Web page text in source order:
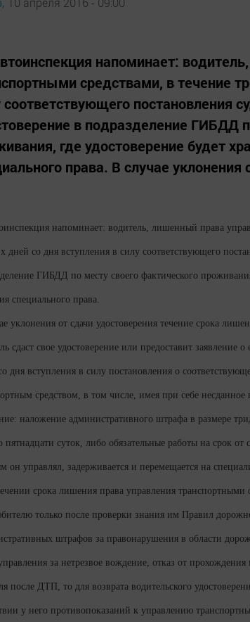
напоминает:
средствами, в течение
соответствующего постановления
в подразделение ГИБДД
где удостоверение будет
права. В случае
напоминает: водитель, лишенный права
дней со дня вступления в силу соответствующего
ГИБДД по месту своего фактического
специального права.
уклонения от сдачи удостоверения течение срока
сдаст свое удостоверение или предоставит заявление
дня вступления в силу постановления о
средством, в том числе, имея при себе несданное
наложение административного штрафа в размере
пятнадцати суток, либо обязательные работы на срок
он управлял, задерживается и перемещается на
срока лишения права управления транспортными
только после проверки знания им Правил
штрафов за правонарушения в области
за нетрезвое вождение, отказ от
после ДТП, то для возврата водительского
у него противопоказаний к управлению